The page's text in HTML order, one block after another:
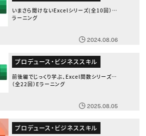
いまさら聞けないExcelシリーズ(全10回） E
ラーニング
2024.08.06
プロデュース・ビジネススキル
前後編でじっくり学ぶ、Excel関数シリーズ
（全22回）Eラーニング
2025.08.05
プロデュース・ビジネススキル